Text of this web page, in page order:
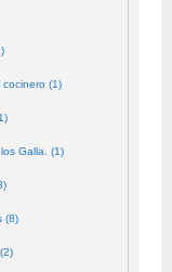
cocinero (1)
Galla. (1)
(8)